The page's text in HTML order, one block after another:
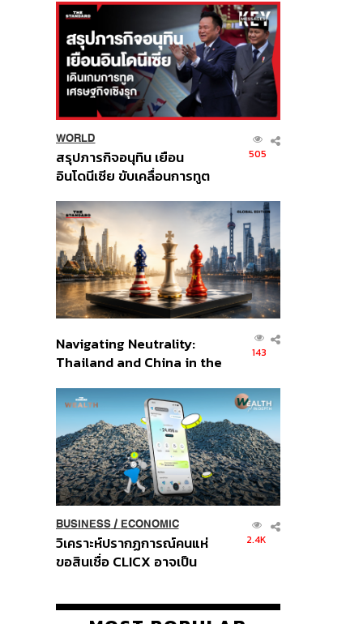
WORLD
สรุปภารกิจอนุทิน เยือน
อินโดนีเซีย ขับเคลื่อนการทูต
ส่วนยุทธศาสตร์ไทย –
อินโดนีเซีย
505
Navigating Neutrality:
Thailand and China in the
Order
143
BUSINESS/ ECONOMIC
วิเคราะห์ปรากฏการณ์คนแห่
ขอสินเชื่อ CLICX อาจเป็น
ปัญหาหนี้ครัวเรือนไทยที่ถูกซุก
2.4K